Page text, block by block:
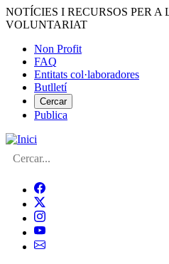
Vés
al
NOTÍCIES I RECURSOS PER A
VOLUNTARIAT
Menú
del
compte
d'usuari
Non Profit
FAQ
Entitats col·laboradores
Butlletí
Cercar
Publica
Cerca